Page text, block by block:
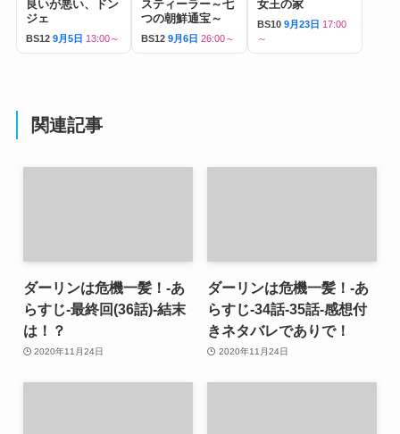
良いが悪い、ドン
ジェ
BS12 9月5日 13:00～
スティーラー～七
つの朝鮮通宝～
BS12 9月6日 26:00～
女王の家
BS10 9月23日 17:00
～
関連記事
ダーリンは危機一髪！-あ
らすじ-最終回(36話)-結末
は！？
2020年11月24日
ダーリンは危機一髪！-あ
らすじ-34話-35話-感想付
きネタバレでありで！
2020年11月24日